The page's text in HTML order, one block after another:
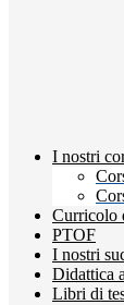
I nostri
Curricolo
PTOF
I nostri
Didattica
Libri di